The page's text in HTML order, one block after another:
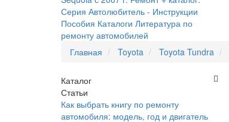
Главная Toyota Toyota Tundra
Каталог
Статьи
Как выбрать книгу по ремонту
автомобиля: модель, год и двигатель